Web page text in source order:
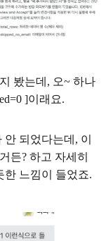
봤는데, 오~ 하나
]이래요.
되었다는데, 이
든? 하고 자세히
한 느낌이 들었죠.